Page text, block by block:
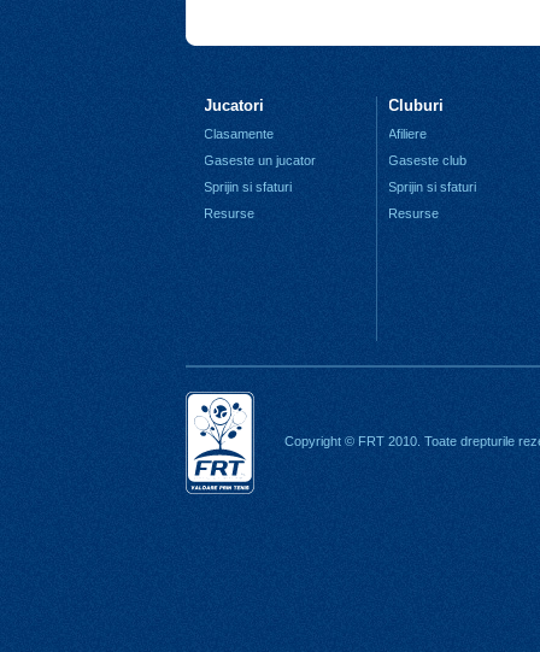
Jucatori
Clasamente
Gaseste un jucator
Sprijin si sfaturi
Resurse
Cluburi
Afiliere
Gaseste club
Sprijin si sfaturi
Resurse
Copyright © FRT 2010. Toate drepturile